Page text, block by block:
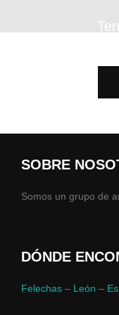
SOBRE
Somos un grupo de
DÓNDE
Felechas – León –